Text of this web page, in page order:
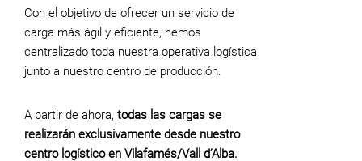
Con el objetivo de ofrecer un servicio de
carga más ágil y eficiente, hemos
centralizado toda nuestra operativa logística
junto a nuestro centro de producción.
A partir de ahora, todas las cargas se
realizarán exclusivamente desde nuestro
centro logístico en Vilafamés/Vall d’Alba.